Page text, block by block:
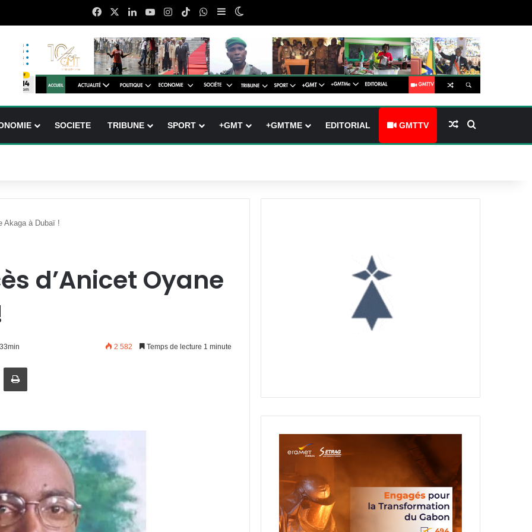
FacebookLinkedinYouTubeInstagram
TikTokWhatsApp
Sidebar (barre latérale)
SOCIETE TRIBUNE SPORT +GMT +GMTME EDITORIAL GMTTV Article Aléatoire
Akaga à Dubaï !
d’Anicet Oyane
2 582 Temps de lecture 1 minute
par email Imprimer